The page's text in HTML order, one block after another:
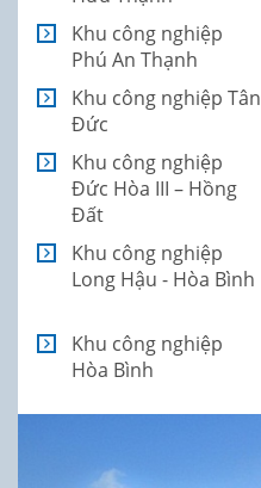
Khu công nghiệp
Phú An Thạnh
Khu công nghiệp Tân
Đức
Khu công nghiệp
Đức Hòa III – Hồng
Đất
Khu công nghiệp
Long Hậu - Hòa Bình
Khu công nghiệp
Hòa Bình